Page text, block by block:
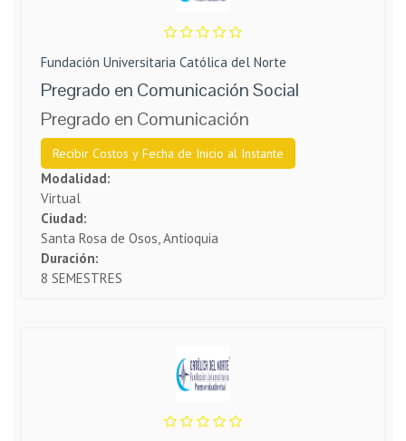
Fundación Universitaria Católica del Norte
Pregrado en Comunicación Social
Pregrado en Comunicación
Recibir Costos y Fecha de Inicio al Instante
Modalidad:
Virtual
Ciudad:
Santa Rosa de Osos, Antioquia
Duración:
8 SEMESTRES